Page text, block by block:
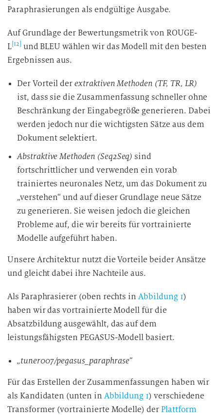
Paraphrasierungen als endgültige Ausgabe.
Auf Grundlage der Bewertungsmetrik von ROUGE-
L[12] und BLEU wählen wir das Modell mit den besten
Ergebnissen aus.
Der Vorteil derextraktiven Methoden (TF, TR, LR)
ist, dass sie die Zusammenfassung schneller ohne
Beschränkung der Eingabegröße generieren. Dabei
werden jedoch nur die wichtigsten Sätze aus dem
Dokument selektiert.
Abstraktive Methoden (Seq2Seq) sind
fortschrittlicher und verwenden ein vorab
trainiertes neuronales Netz, um das Dokument zu
„verstehen“ und auf dieser Grundlage neue Sätze
zu generieren. Sie weisen jedoch die gleichen
Probleme auf, die wir bereits für vortrainierte
Modelle aufgeführt haben.
Unsere Architektur nutzt die Vorteile beider Ansätze
und gleicht dabei ihre Nachteile aus.
Als Paraphrasierer (oben rechts inAbbildung 1)
haben wir das vortrainierte Modell für die
Absatzbildung ausgewählt, das auf dem
leistungsfähigsten PEGASUS-Modell basiert.
„tuner007/pegasus_paraphrase“
Für das Erstellen der Zusammenfassungen haben wir
als Kandidaten (unten in Abbildung 1) verschiedene
Transformer (vortrainierte Modelle) derPlattform